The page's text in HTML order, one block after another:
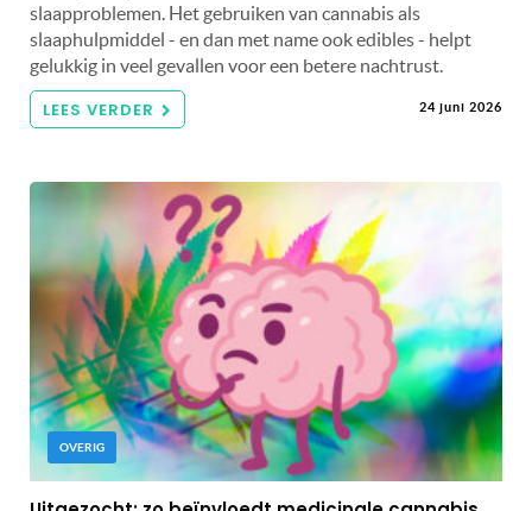
slaapproblemen. Het gebruiken van cannabis als
slaaphulpmiddel - en dan met name ook edibles - helpt
gelukkig in veel gevallen voor een betere nachtrust.
LEES VERDER 24 juni 2026
OVERIG